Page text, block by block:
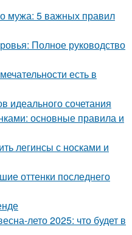
мужа: 5 важных правил
Полное руководство
есть в
идеального сочетания
основные правила и
легинсы с носками и
оттенки последнего
лето 2025: что будет в